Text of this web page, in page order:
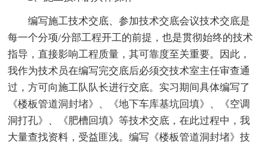
编写施工技术交底、参加技术交底会议技术交底是
每一个分项/分部工程开工的前提，也是贯彻始终的技术
指导，直接影响工程质量，其可靠度至关重要。因此，
我作为技术员在编写完交底后必须交技术室主任审查通
过，方可向施工队队长进行交底。实习期间具体编写了
《楼板管道洞封堵》、《地下车库基坑回填》、《空调
洞打孔》、《肥槽回填》等技术交底，在此过程中，我
大量查找资料，受益匪浅。编写《楼板管道洞封堵》技